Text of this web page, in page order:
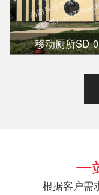
移动厕所SD-
一
根据客户需